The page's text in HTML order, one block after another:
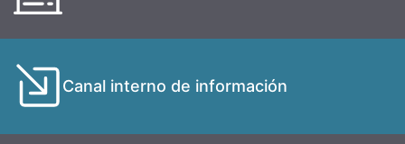
Canal interno de información